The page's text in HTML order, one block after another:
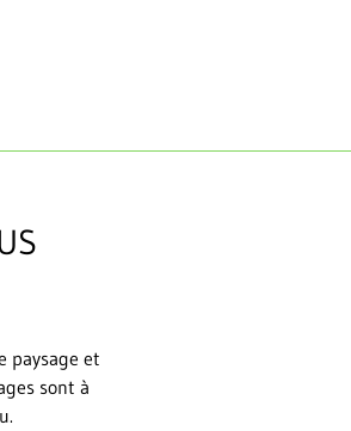
paysage et
sont à